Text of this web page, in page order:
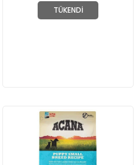
TÜKENDI